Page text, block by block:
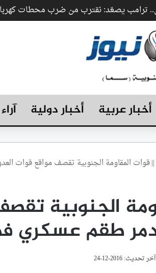
ترامب يصعّد: نقترب من ضرب محطات
أخبار عربية أخبار دولية
||قوات المقاومة الجنوبية تقصف مواقع قوات
الجنوبية
طقم عسكري
آخر تحديث: 2016-12-24